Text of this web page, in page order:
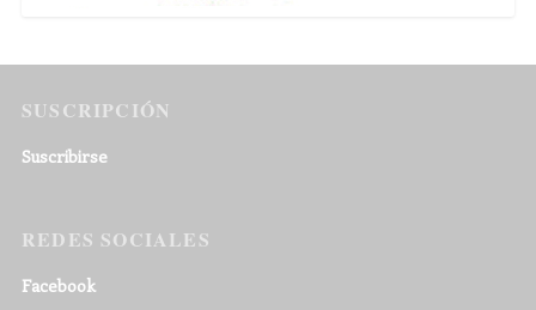
SUSCRIPCIÓN
Suscribirse
REDES SOCIALES
Facebook